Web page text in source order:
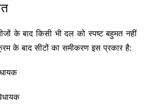
के बाद किसी भी दल को स्पष्ट बहुमत नहीं
के बाद सीटों का समीकरण इस प्रकार है: